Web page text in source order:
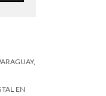
EN